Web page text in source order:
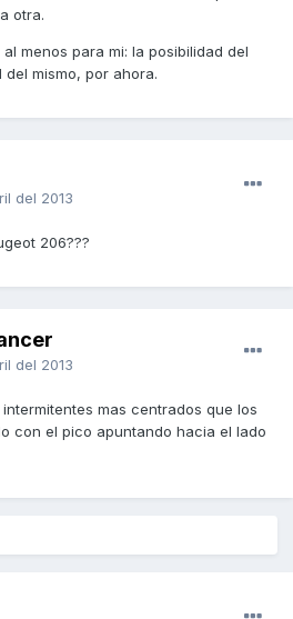
otra.
menos para mi: la posibilidad del
del mismo, por ahora.
del 2013
206???
del 2013
mas centrados que los
con el pico apuntando hacia el lado